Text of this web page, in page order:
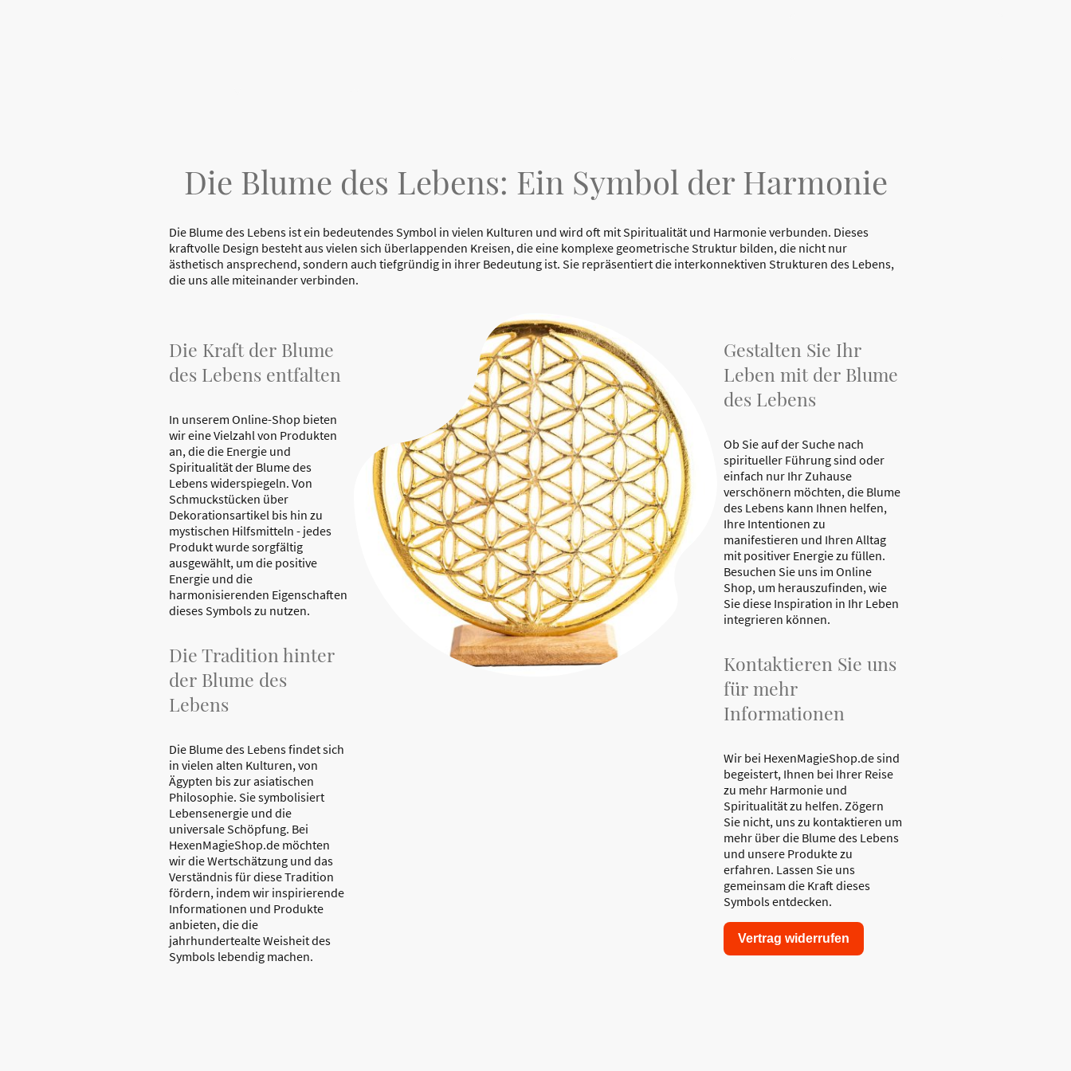
Die Blume des Lebens: Ein Symbol der Harmonie
Die Blume des Lebens ist ein bedeutendes Symbol in vielen Kulturen und wird oft mit Spiritualität und Harmonie verbunden. Dieses
kraftvolle Design besteht aus vielen sich überlappenden Kreisen, die eine komplexe geometrische Struktur bilden, die nicht nur
ästhetisch ansprechend, sondern auch tiefgründig in ihrer Bedeutung ist. Sie repräsentiert die interkonnektiven Strukturen des Lebens,
die uns alle miteinander verbinden.
Die Kraft der Blume
des Lebens entfalten
In unserem Online-Shop bieten
wir eine Vielzahl von Produkten
an, die die Energie und
Spiritualität der Blume des
Lebens widerspiegeln. Von
Schmuckstücken über
Dekorationsartikel bis hin zu
mystischen Hilfsmitteln - jedes
Produkt wurde sorgfältig
ausgewählt, um die positive
Energie und die
harmonisierenden Eigenschaften
dieses Symbols zu nutzen.
Die Tradition hinter
der Blume des
Lebens
Die Blume des Lebens findet sich
in vielen alten Kulturen, von
Ägypten bis zur asiatischen
Philosophie. Sie symbolisiert
Lebensenergie und die
universale Schöpfung. Bei
HexenMagieShop.de möchten
wir die Wertschätzung und das
Verständnis für diese Tradition
fördern, indem wir inspirierende
Informationen und Produkte
anbieten, die die
jahrhundertealte Weisheit des
Symbols lebendig machen.
Gestalten Sie Ihr
Leben mit der Blume
des Lebens
Ob Sie auf der Suche nach
spiritueller Führung sind oder
einfach nur Ihr Zuhause
verschönern möchten, die Blume
des Lebens kann Ihnen helfen,
Ihre Intentionen zu
manifestieren und Ihren Alltag
mit positiver Energie zu füllen.
Besuchen Sie uns im Online
Shop, um herauszufinden, wie
Sie diese Inspiration in Ihr Leben
integrieren können.
Kontaktieren Sie uns
für mehr
Informationen
Wir bei HexenMagieShop.de sind
begeistert, Ihnen bei Ihrer Reise
zu mehr Harmonie und
Spiritualität zu helfen. Zögern
Sie nicht, uns zu kontaktieren um
mehr über die Blume des Lebens
und unsere Produkte zu
erfahren. Lassen Sie uns
gemeinsam die Kraft dieses
Symbols entdecken.
Vertrag widerrufen